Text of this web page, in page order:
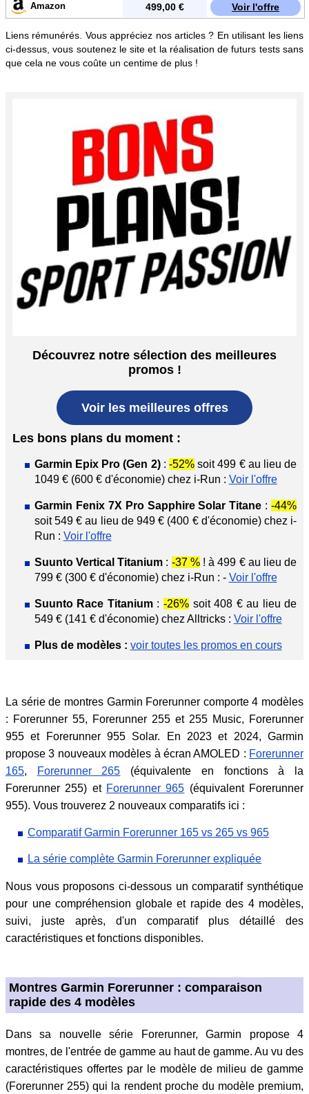
Amazon Voir l'offre
499,00 €
Liens rémunérés. Vous appréciez nos articles ? En utilisant les liens
ci-dessus, vous soutenez le site et la réalisation de futurs tests sans
que cela ne vous coûte un centime de plus !
Découvrez notre sélection des meilleures
promos !
Voir les meilleures offres
Les bons plans du moment :
Garmin Epix Pro (Gen 2): -52% soit 499 € au lieu de
1049 € (600 € d'économie) chez i-Run : Voir l'offre
Garmin Fenix 7X Pro Sapphire Solar Titane :-44%
soit 549 € au lieu de 949 € (400 € d'économie) chez i-
Run : Voir l'offre
Suunto Vertical Titanium : -37 %! à 499 € au lieu de
799 € (300 € d'économie) chez i-Run : - Voir l'offre
Suunto Race Titanium: -26%soit 408 € au lieu de
549 € (141 € d'économie) chez Alltricks : Voir l'offre
Plus de modèles : voir toutes les promos en cours
La série de montres Garmin Forerunner comporte 4 modèles
: Forerunner 55, Forerunner 255 et 255 Music, Forerunner
955 et Forerunner 955 Solar. En 2023 et 2024, Garmin
propose 3 nouveaux modèles à écran AMOLED : Forerunner
165, Forerunner 265 (équivalente en fonctions à la
Forerunner 255) et Forerunner 965 (équivalent Forerunner
955). Vous trouverez 2 nouveaux comparatifs ici :
Comparatif Garmin Forerunner 165 vs 265 vs 965
La série complète Garmin Forerunner expliquée
Nous vous proposons ci-dessous un comparatif synthétique
pour une compréhension globale et rapide des 4 modèles,
suivi, juste après, d'un comparatif plus détaillé des
caractéristiques et fonctions disponibles.
Montres Garmin Forerunner : comparaison
rapide des 4 modèles
Dans sa nouvelle série Forerunner, Garmin propose 4
montres, de l'entrée de gamme au haut de gamme. Au vu des
caractéristiques offertes par le modèle de milieu de gamme
(Forerunner 255) qui la rendent proche du modèle premium,